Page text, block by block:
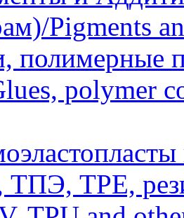
Pigments
polymer
ТПЭ, TPE,